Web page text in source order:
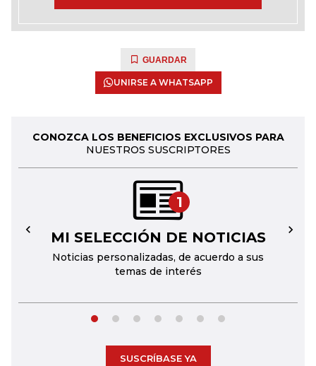
GUARDAR
UNIRSE A WHATSAPP
CONOZCA LOS BENEFICIOS EXCLUSIVOS PARA
NUESTROS SUSCRIPTORES
1
MI SELECCIÓN DE NOTICIAS
Noticias personalizadas, de acuerdo a sus
temas de interés
← →
SUSCRÍBASE YA